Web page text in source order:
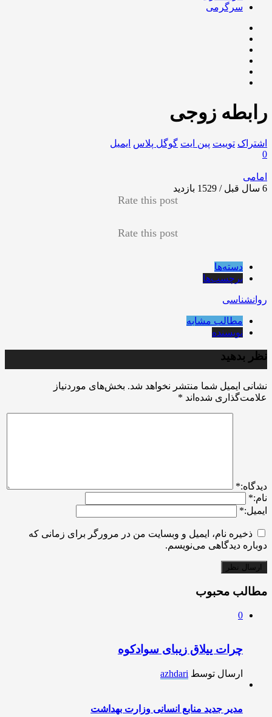
سرگرمی
رابطه زوجی
اشتراک توییت پین ایت گوگل‌ پلاس ایمیل
0
امامی
6 سال قبل / 1529
بازدید
Rate this post
Rate this post
دسته‌ها
برچسب‌ها
روانشناسی
مطالب مشابه
نویسنده
نظر بدهید
نشانی ایمیل شما منتشر نخواهد شد. بخش‌های موردنیاز
علامت‌گذاری شده‌اند *
ديدگاه:*
نام:*
ایمیل:*
ذخیره نام، ایمیل و وبسایت من در مرورگر برای زمانی که
دوباره دیدگاهی می‌نویسم.
مطالب محبوب
0
چرات ییلاق زیبای سوادکوه
ارسال توسط azhdari
مدیر جدید منابع انسانی وزارت بهداشت